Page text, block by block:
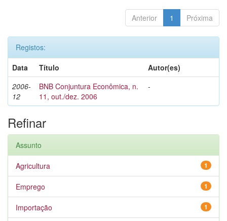
Anterior 1 Próxima
Registos:
Data
Título
Autor(es)
2006-
12
BNB Conjuntura Econômica, n.
11, out./dez. 2006
-
Refinar
Assunto
1
Agricultura
1
Emprego
1
Importação